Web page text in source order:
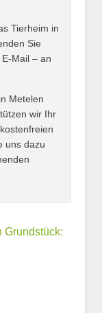
Tierheim in
Sie
Mail – an
Metelen
wir Ihr
uns dazu
Grundstück: